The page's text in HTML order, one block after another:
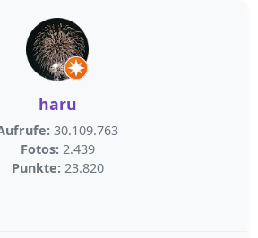
haru
30.109.763
Fotos: 2.439
Punkte: 23.820